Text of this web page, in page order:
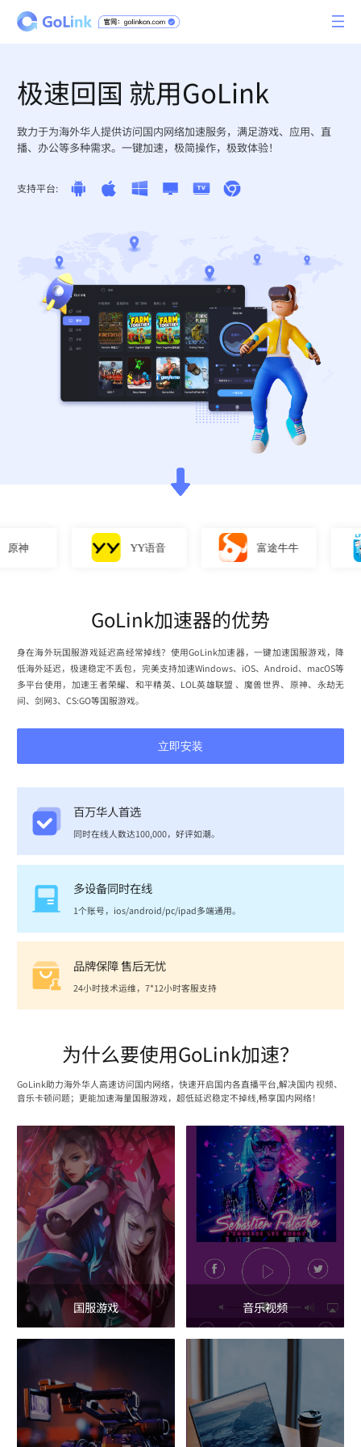
极速回国 就用GoLink
致力于为海外华人提供访问国内网络加速服务，满足游戏、应用、直
播、办公等多种需求。一键加速，极简操作，极致体验！
支持平台:
YY语音 富途牛牛
GoLink加速器的优势
身在海外玩国服游戏延迟高经常掉线？使用GoLink加速器，一键加速国服游戏，降
低海外延迟，极速稳定不丢包，完美支持加速Windows、iOS、Android、macOS等
多平台使用，加速王者荣耀、和平精英、LOL英雄联盟 、魔兽世界、原神、永劫无
间、剑网3、CS:GO等国服游戏。
立即安装
百万华人首选
同时在线人数达100,000，好评如潮。
多设备同时在线
1个账号，ios/android/pc/ipad多端通用。
品牌保障 售后无忧
24小时技术运维，7*12小时客服支持
为什么要使用GoLink加速？
GoLink助力海外华人高速访问国内网络，快速开启国内各直播平台,解决国内 视频、
音乐卡顿问题；更能加速海量国服游戏，超低延迟稳定不掉线,畅享国内网络！
国服游戏 音乐视频